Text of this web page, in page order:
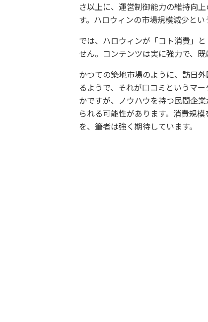
さ以上に、運営制御能力の維持向
す。ハロウィンの市場規模減少と
では、ハロウィンが「コト消費」
せん。コンテンツは実に強力で、
かつての築地市場のように、訪日
るようで、それが口コミというマ
かですが、ノウハウを持つ民間企
られる可能性があります。消費規
を、筆者は強く期待しています。